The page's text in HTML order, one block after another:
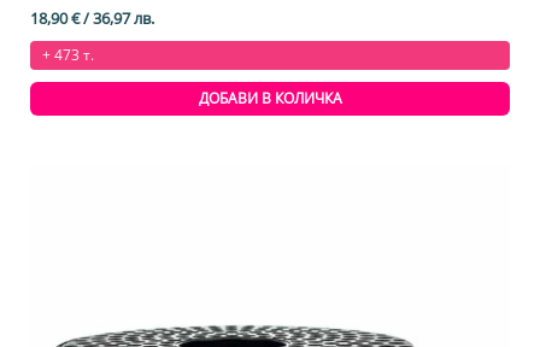
18,90€/ 36,97 лв.
+ 473 т.
ДОБАВИ В КОЛИЧКА